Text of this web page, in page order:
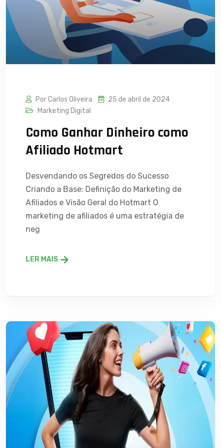
Por Carlos Oliveira
25 de abril de 2024
Marketing Digital
Como Ganhar Dinheiro como
Afiliado Hotmart
Desvendando os Segredos do Sucesso
Criando a Base: Definição do Marketing de
Afiliados e Visão Geral do Hotmart O
marketing de afiliados é uma estratégia de
neg
LER MAIS